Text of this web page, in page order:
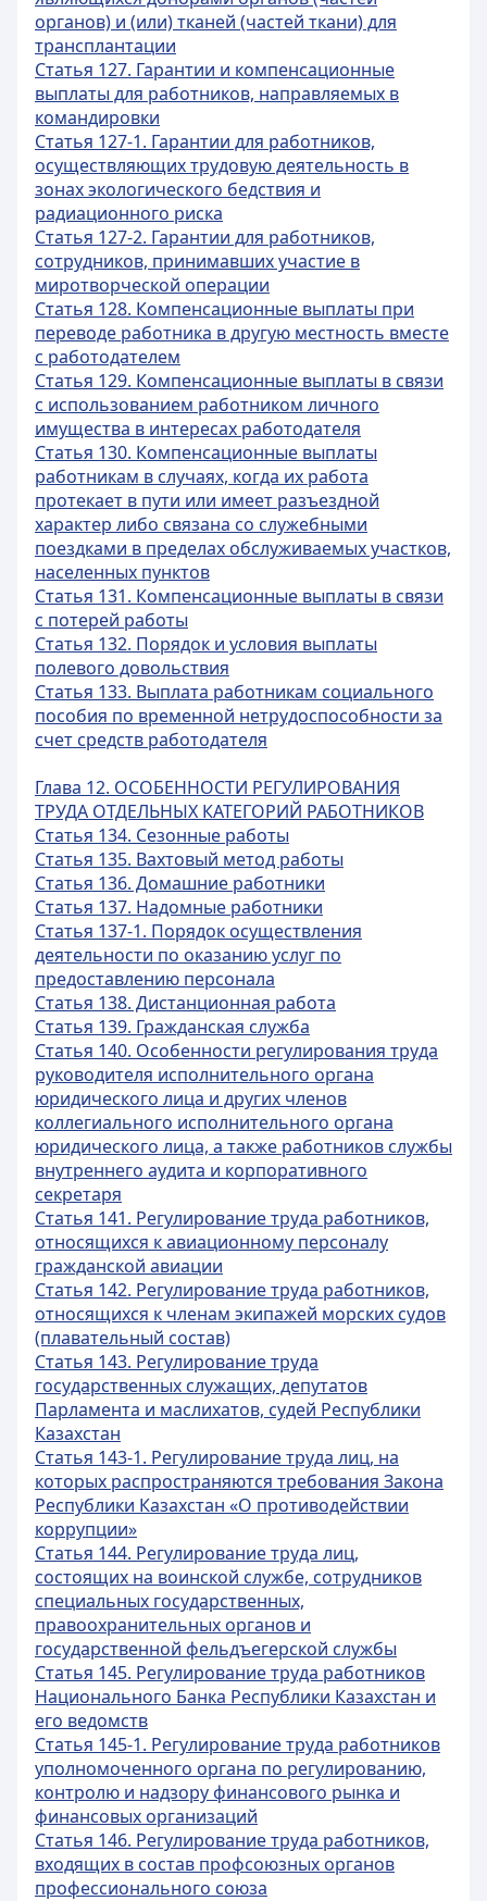
органов) и (или) тканей (частей ткани) для
трансплантации
Статья 127. Гарантии и компенсационные
выплаты для работников, направляемых в
командировки
Статья 127-1. Гарантии для работников,
осуществляющих трудовую деятельность в
зонах экологического бедствия и
радиационного риска
Статья 127-2. Гарантии для работников,
сотрудников, принимавших участие в
миротворческой операции
Статья 128. Компенсационные выплаты при
переводе работника в другую местность вместе
с работодателем
Статья 129. Компенсационные выплаты в связи
с использованием работником личного
имущества в интересах работодателя
Статья 130. Компенсационные выплаты
работникам в случаях, когда их работа
протекает в пути или имеет разъездной
характер либо связана со служебными
поездками в пределах обслуживаемых участков,
населенных пунктов
Статья 131. Компенсационные выплаты в связи
с потерей работы
Статья 132. Порядок и условия выплаты
полевого довольствия
Статья 133. Выплата работникам социального
пособия по временной нетрудоспособности за
счет средств работодателя
Глава 12. ОСОБЕННОСТИ РЕГУЛИРОВАНИЯ
ТРУДА ОТДЕЛЬНЫХ КАТЕГОРИЙ РАБОТНИКОВ
Статья 134. Сезонные работы
Статья 135. Вахтовый метод работы
Статья 136. Домашние работники
Статья 137. Надомные работники
Статья 137-1. Порядок осуществления
деятельности по оказанию услуг по
предоставлению персонала
Статья 138. Дистанционная работа
Статья 139. Гражданская служба
Статья 140. Особенности регулирования труда
руководителя исполнительного органа
юридического лица и других членов
коллегиального исполнительного органа
юридического лица, а также работников службы
внутреннего аудита и корпоративного
секретаря
Статья 141. Регулирование труда работников,
относящихся к авиационному персоналу
гражданской авиации
Статья 142. Регулирование труда работников,
относящихся к членам экипажей морских судов
(плавательный состав)
Статья 143. Регулирование труда
государственных служащих, депутатов
Парламента и маслихатов, судей Республики
Казахстан
Статья 143-1. Регулирование труда лиц, на
которых распространяются требования Закона
Республики Казахстан «О противодействии
коррупции»
Статья 144. Регулирование труда лиц,
состоящих на воинской службе, сотрудников
специальных государственных,
правоохранительных органов и
государственной фельдъегерской службы
Статья 145. Регулирование труда работников
Национального Банка Республики Казахстан и
его ведомств
Статья 145-1. Регулирование труда работников
уполномоченного органа по регулированию,
контролю и надзору финансового рынка и
финансовых организаций
Статья 146. Регулирование труда работников,
входящих в состав профсоюзных органов
профессионального союза